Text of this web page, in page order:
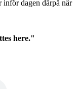
inför dagen därpå när
here."